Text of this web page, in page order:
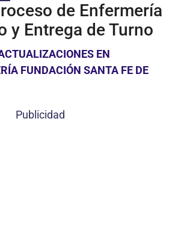
de Enfermería
y Entrega de Turno
EN
FUNDACIÓN SANTA FE DE
Publicidad